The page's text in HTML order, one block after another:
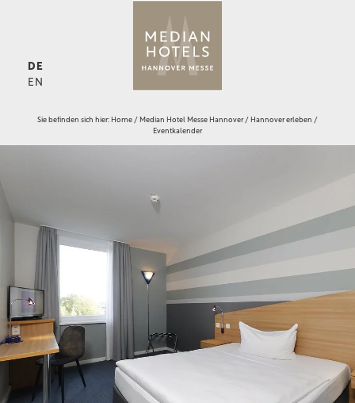
DE
EN
Sie befinden sich hier: Home / Median Hotel Messe Hannover / Hannover erleben /
Eventkalender